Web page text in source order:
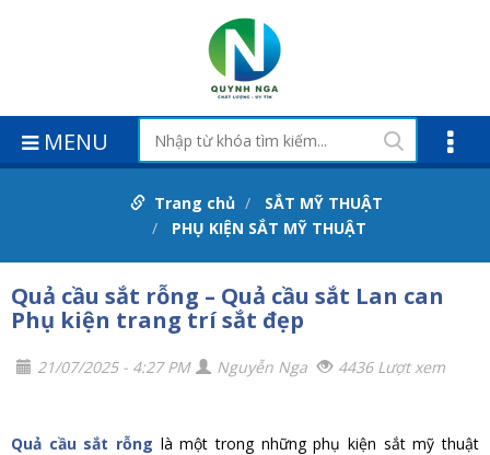
MENU
Trang chủ
SẮT MỸ THUẬT
PHỤ KIỆN SẮT MỸ THUẬT
Quả cầu sắt rỗng – Quả cầu sắt Lan can
Phụ kiện trang trí sắt đẹp
21/07/2025 - 4:27 PM Nguyễn Nga 4436 Lượt xem
Quả cầu sắt rỗng là một trong những phụ kiện sắt mỹ thuật